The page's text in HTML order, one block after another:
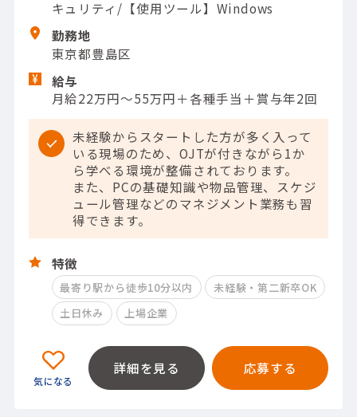
キュリティ/【使用ツール】Windows
勤務地
東京都豊島区
給与
月給22万円～55万円＋各種手当＋賞与年2回
未経験からスタートした方が多く入って
いる現場のため、OJTが付きながら1か
ら学べる環境が整備されております。
また、PCの基礎知識や物品管理、スケジ
ュール管理などのマネジメント業務も習
得できます。
特徴
最寄り駅から徒歩10分以内
未経験・第二新卒OK
土日休み
上場企業
詳細を見る 応募する